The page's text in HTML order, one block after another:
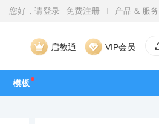
您好，请登录 免费注册 产品 & 服务
VIP会员
启教通
模板